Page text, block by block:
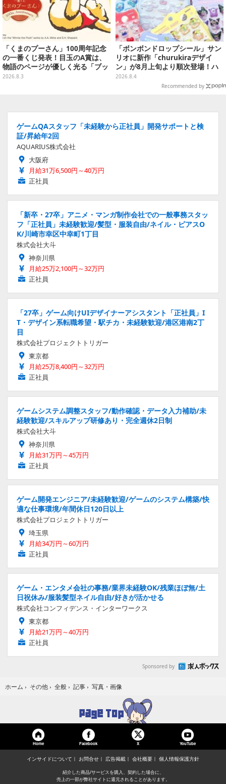
「くまのプーさん」100周年記念
の一番くじ発表！目玉のA賞は、
物語のページが優しく光る「ブッ
クシェイプドライト」
2026.8.3
「ボンボンドロップシール」サン
リオに新作「churukiraデザイ
ン」が8月上旬より順次登場！ハ
ローキティ、はぴだんぶいなど全
2026.8.4
Recommended by
ゲームQAスタッフ「未経験から正社員」開発サポートと検
証/昇給年2回
AQUARIUS株式会社
大阪府
月給31万6,500円～40万円
正社員
「新卒・27卒」アニメ・マンガ制作会社での一般事務スタッ
フ「正社員」未経験歓迎/髪型・服装自由/ネイル・ピアスO
K/川崎市幸区中幸町1丁目
株式会社大斗
神奈川県
月給25万2,100円～32万円
正社員
「27卒」ゲーム向けUIデザイナーアシスタント「正社員」I
T・デザイン系転職希望・駅チカ・未経験歓迎/港区港南2丁
目
株式会社プロジェクトトリガー
東京都
月給25万8,400円～32万円
正社員
ゲームシステム調整スタッフ/動作確認・データ入力補助/未
経験歓迎/スキルアップ研修あり・完全週休2日制
株式会社大斗
神奈川県
月給31万円～45万円
正社員
ゲーム開発エンジニア/未経験歓迎/ゲームのシステム構築/快
適な仕事環境/年間休日120日以上
株式会社プロジェクトトリガー
埼玉県
月給34万円～60万円
正社員
ゲーム・エンタメ会社の事務/業界未経験OK/残業ほぼ無/土
日祝休み/服装髪型ネイル自由/好きが活かせる
株式会社コンフィデンス・インターワークス
東京都
月給21万円～40万円
正社員
Sponsored by
ホーム › その他 › 全般 › 記事 › 写真・画像
Home Facebook X YouTube
インサイドについて お問合せ 広告掲載 会社概要 個人情報保護方針
紹介した商品/サービスを購入、契約した場合に、
売上の一部が弊社サイトに還元されることがあります。